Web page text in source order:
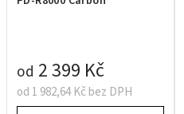
od 1 982,64 Kč bez DPH
od 2 399 Kč